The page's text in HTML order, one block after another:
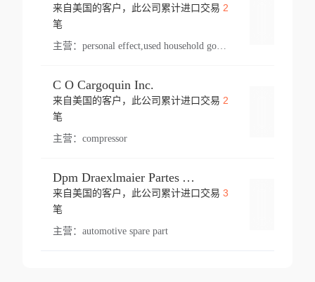
来自美国的客户，此公司累计进口交易 2
笔
主营： personal effect,used household goods
C O Cargoquin Inc.
来自美国的客户，此公司累计进口交易 2
笔
主营： compressor
Dpm Draexlmaier Partes Automotrices Corr Ind Huejotzingo
来自美国的客户，此公司累计进口交易 3
笔
主营： automotive spare part